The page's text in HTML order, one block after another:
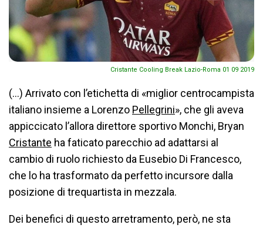
Cristante Cooling Break Lazio-Roma 01 09 2019
(…) Arrivato con l’etichetta di «miglior centrocampista
italiano insieme a Lorenzo Pellegrini», che gli aveva
appiccicato l’allora direttore sportivo Monchi, Bryan
Cristante ha faticato parecchio ad adattarsi al
cambio di ruolo richiesto da Eusebio Di Francesco,
che lo ha trasformato da perfetto incursore dalla
posizione di trequartista in mezzala.
Dei benefici di questo arretramento, però, ne sta